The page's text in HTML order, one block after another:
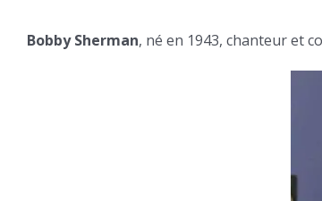
Bobby Sherman, né en 1943, chanteur et